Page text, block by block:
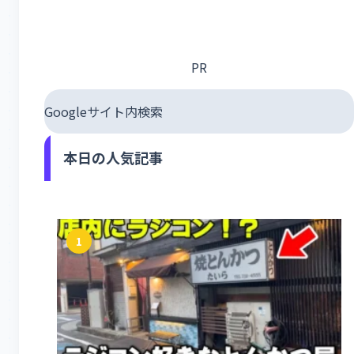
PR
Googleサイト内検索
本日の人気記事
1